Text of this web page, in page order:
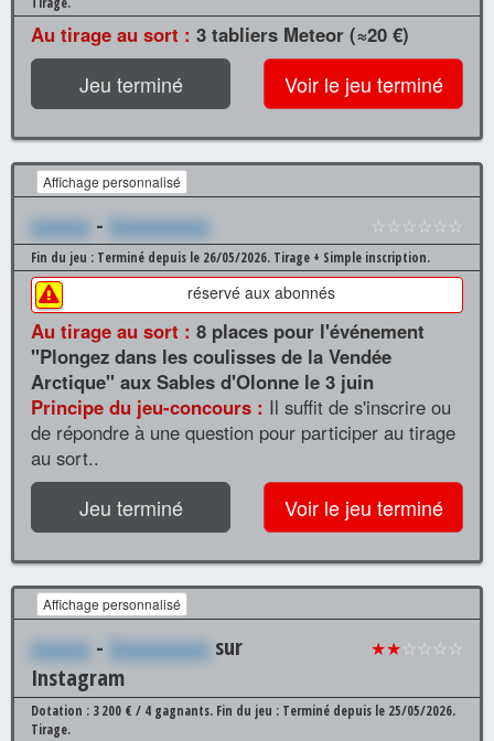
Au tirage au sort : 3 tabliers Meteor (≈20 €)
Jeu terminé Voir le jeu terminé
Affichage personnalisé
xxxxxx - Xxxxxxxxxx ☆☆☆☆☆☆
Fin du jeu : Terminé depuis le 26/05/2026. Tirage + Simple inscription.
réservé aux abonnés
Au tirage au sort : 8 places pour l'événement
"Plongez dans les coulisses de la Vendée
Arctique" aux Sables d'Olonne le 3 juin
Principe du jeu-concours : Il suffit de s'inscrire ou
de répondre à une question pour participer au tirage
au sort..
Jeu terminé Voir le jeu terminé
Affichage personnalisé
xxxxxx - Xxxxxxxxxx sur
Instagram
★★☆☆☆☆
Dotation : 3 200 € / 4 gagnants. Fin du jeu : Terminé depuis le 25/05/2026.
Tirage.